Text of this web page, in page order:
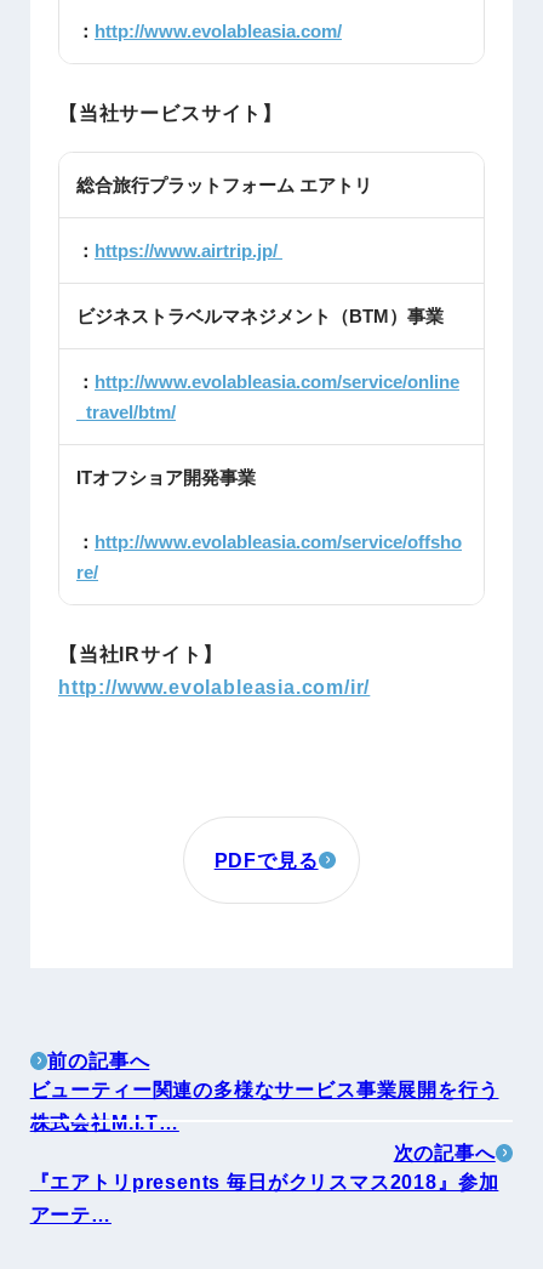
： http://www.evolableasia.com/
【当社サービスサイト】
総合旅行プラットフォーム エアトリ
： https://www.airtrip.jp/
ビジネストラベルマネジメント（BTM）事業
： http://www.evolableasia.com/service/online
_travel/btm/
ITオフショア開発事業
： http://www.evolableasia.com/service/offsho
re/
【当社IRサイト】
http://www.evolableasia.com/ir/
PDFで見る
前の記事へ
ビューティー関連の多様なサービス事業展開を行う
株式会社M.I.T…
次の記事へ
『エアトリpresents 毎日がクリスマス2018』参加
アーテ…